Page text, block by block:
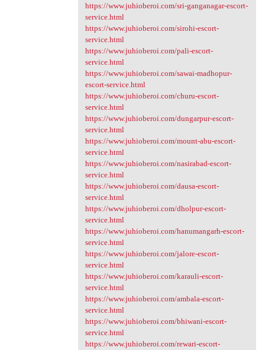
https://www.juhioberoi.com/sri-ganganagar-escort-
service.html
https://www.juhioberoi.com/sirohi-escort-
service.html
https://www.juhioberoi.com/pali-escort-
service.html
https://www.juhioberoi.com/sawai-madhopur-
escort-service.html
https://www.juhioberoi.com/churu-escort-
service.html
https://www.juhioberoi.com/dungarpur-escort-
service.html
https://www.juhioberoi.com/mount-abu-escort-
service.html
https://www.juhioberoi.com/nasirabad-escort-
service.html
https://www.juhioberoi.com/dausa-escort-
service.html
https://www.juhioberoi.com/dholpur-escort-
service.html
https://www.juhioberoi.com/hanumangarh-escort-
service.html
https://www.juhioberoi.com/jalore-escort-
service.html
https://www.juhioberoi.com/karauli-escort-
service.html
https://www.juhioberoi.com/ambala-escort-
service.html
https://www.juhioberoi.com/bhiwani-escort-
service.html
https://www.juhioberoi.com/rewari-escort-